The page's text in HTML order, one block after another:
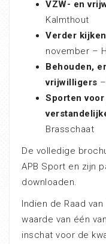
VZW- en
Kalmthout
Verder
november –
Behouden,
vrijwilligers
Sporten
Brasschaat
De volledige
APB Sport en zijn
downloaden.
Indien de Raad
waarde van één
inschat voor de